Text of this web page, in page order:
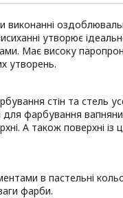
утворює
Має високу
утворень.
стін та стель
фарбування
А також поверхні із
в пастельні
фарби.